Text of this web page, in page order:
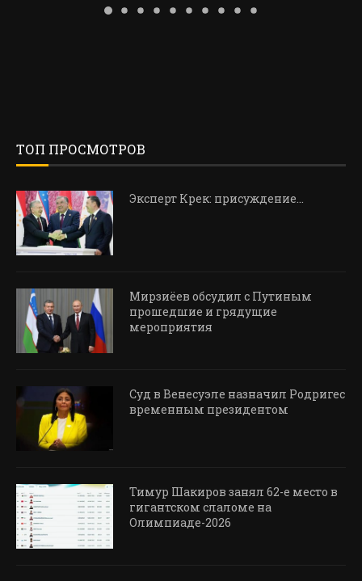
ТОП ПРОСМОТРОВ
Эксперт Крек: присуждение…
Мирзиёев обсудил с Путиным
прошедшие и грядущие
мероприятия
Суд в Венесуэле назначил Родригес
временным президентом
Тимур Шакиров занял 62-е место в
гигантском слаломе на
Олимпиаде-2026